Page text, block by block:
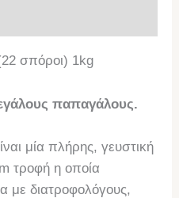
σπόροι) 1kg
παπαγάλους.
μία πλήρης, γευστική
τροφή η οποία
με διατροφολόγους,